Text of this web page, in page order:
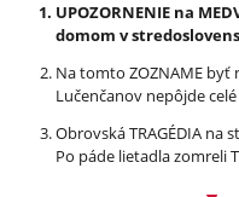
UPOZORNENIE na
domom v
Na tomto ZOZNAME byť
Lučenčanov nepôjde
Obrovská TRAGÉDIA na
Po páde lietadla zomreli